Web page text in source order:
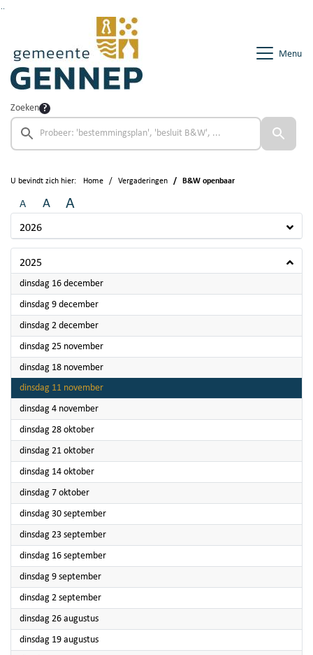
Menu
Zoeken
U bevindt zich hier: Home Vergaderingen B&W openbaar
A A A
2026
2025
dinsdag 16 december2025
dinsdag 9 december2025
dinsdag 2 december2025
dinsdag 25 november2025
dinsdag 18 november2025
dinsdag 11 november2025
dinsdag 4 november2025
dinsdag 28 oktober2025
dinsdag 21 oktober2025
dinsdag 14 oktober2025
dinsdag 7 oktober2025
dinsdag 30 september2025
dinsdag 23 september2025
dinsdag 16 september2025
dinsdag 9 september2025
dinsdag 2 september2025
dinsdag 26 augustus2025
dinsdag 19 augustus2025